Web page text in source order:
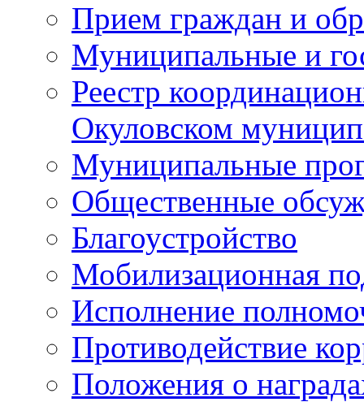
Прием граждан и
Муниципальные и
Реестр
Окуловском
Муниципальные
Общественные
Благоустройство
Мобилизационная
Исполнение
Противодействие
Положения о